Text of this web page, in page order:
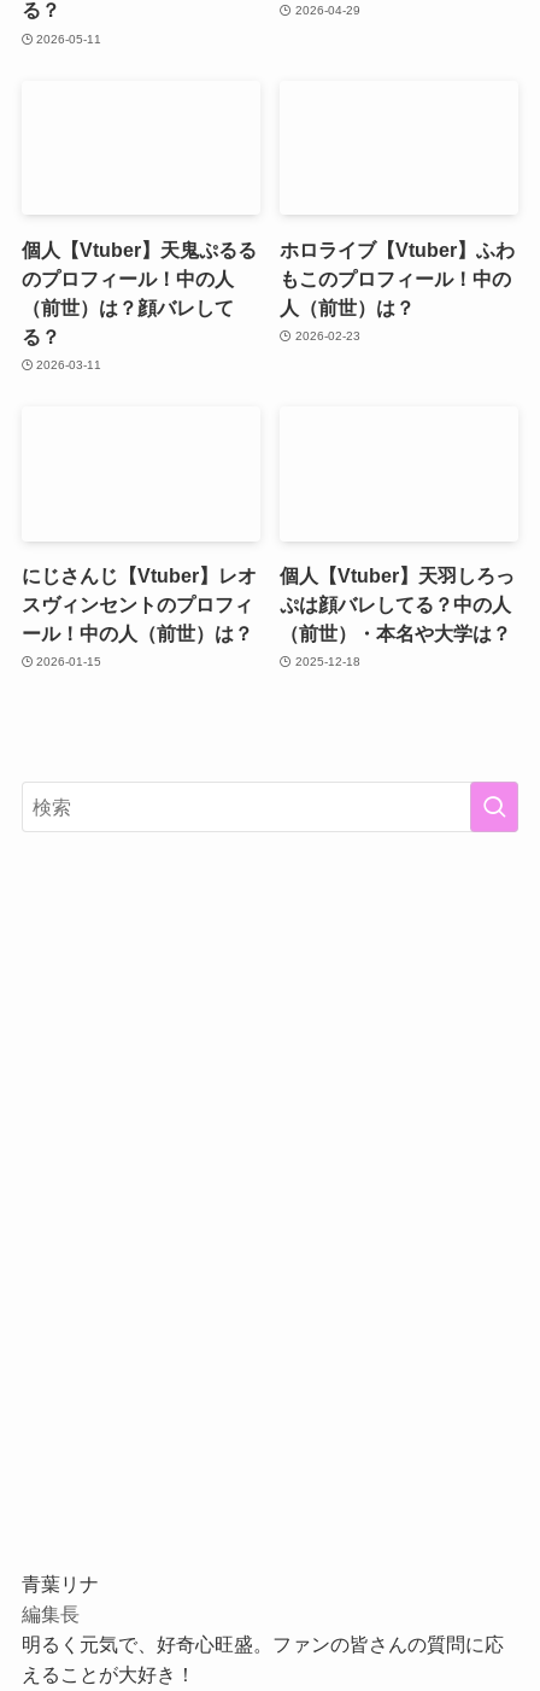
る？
2026-05-11
2026-04-29
個人【Vtuber】天鬼ぷるる
のプロフィール！中の人
（前世）は？顔バレして
る？
2026-03-11
ホロライブ【Vtuber】ふわ
もこのプロフィール！中の
人（前世）は？
2026-02-23
にじさんじ【Vtuber】レオ
スヴィンセントのプロフィ
ール！中の人（前世）は？
2026-01-15
個人【Vtuber】天羽しろっ
ぷは顔バレしてる？中の人
（前世）・本名や大学は？
2025-12-18
青葉リナ
編集長
明るく元気で、好奇心旺盛。ファンの皆さんの質問に応
えることが大好き！